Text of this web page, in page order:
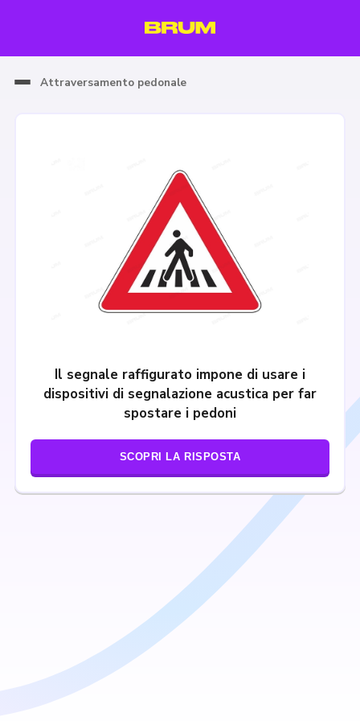
Attraversamento pedonale
Il segnale raffigurato impone di usare i
dispositivi di segnalazione acustica per far
spostare i pedoni
SCOPRI LA RISPOSTA